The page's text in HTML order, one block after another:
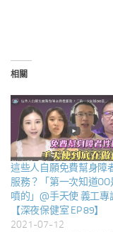
相關
這些人自願免費幫身障
服務？「第一次知道OO
噴的」@手天使 義工專
【深夜保健室 EP 89】
2021-07-12